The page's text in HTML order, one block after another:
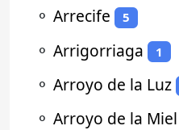
⚬ Arrecife 5
⚬ Arrigorriaga 1
⚬ Arroyo de la Luz
⚬ Arroyo de la Miel